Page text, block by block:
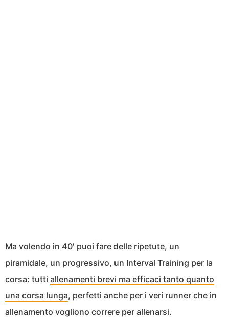
Ma volendo in 40′ puoi fare delle ripetute, un
piramidale, un progressivo, un Interval Training per la
corsa: tutti allenamenti brevi ma efficaci tanto quanto
una corsa lunga, perfetti anche per i veri runner che in
allenamento vogliono correre per allenarsi.